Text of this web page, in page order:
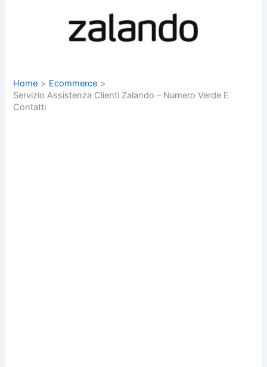
Home
Ecommerce
Servizio Assistenza Clienti Zalando – Numero Verde E
Contatti